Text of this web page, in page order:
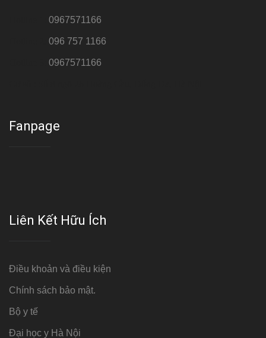
0967571166
096 757 1166
0967571166
Fanpage
Liên Kết Hữu Ích
Điều khoản và điều kiện
Chính sách bảo mật.
Bộ y tế
Đại học y Hà Nội